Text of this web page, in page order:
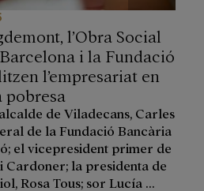
l’Obra Social
i la Fundació
l’empresariat en
de Viladecans, Carles
de la Fundació Bancària
el vicepresident primer de
Cardoner; la presidenta de
Rosa Tous; sor Lucía ...